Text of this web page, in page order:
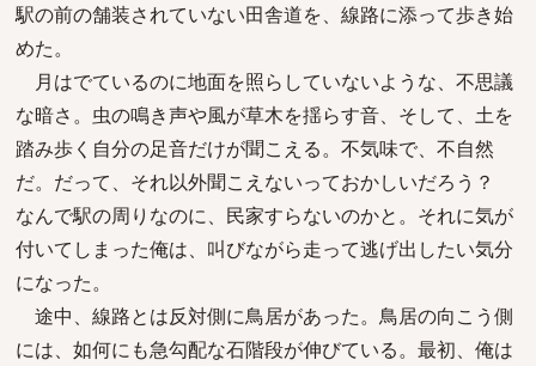
駅の前の舗装されていない田舎道を、線路に添って歩き始
めた。
月はでているのに地面を照らしていないような、不思議
な暗さ。虫の鳴き声や風が草木を揺らす音、そして、土を
踏み歩く自分の足音だけが聞こえる。不気味で、不自然
だ。だって、それ以外聞こえないっておかしいだろう？
なんで駅の周りなのに、民家すらないのかと。それに気が
付いてしまった俺は、叫びながら走って逃げ出したい気分
になった。
途中、線路とは反対側に鳥居があった。鳥居の向こう側
には、如何にも急勾配な石階段が伸びている。最初、俺は